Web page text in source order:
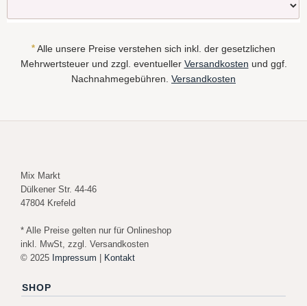
* Alle unsere Preise verstehen sich inkl. der gesetzlichen
Mehrwertsteuer und zzgl. eventueller Versandkosten und ggf.
Nachnahmegebühren. Versandkosten
Mix Markt
Dülkener Str. 44-46
47804 Krefeld
* Alle Preise gelten nur für Onlineshop
inkl. MwSt, zzgl. Versandkosten
© 2025 Impressum | Kontakt
SHOP